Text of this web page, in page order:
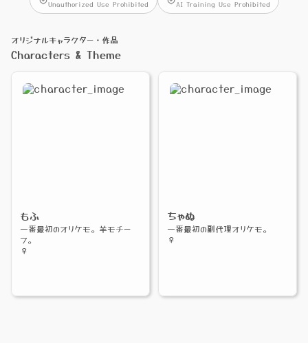
Unauthorized Use Prohibited AI Training Use Prohibited
オリジナルキャラクター・作品
Characters & Theme
もふ
一番最初のオリケモ。羊モチー
フ。
♀
ちゃぬ
一番最初の副代理オリケモ。
♀